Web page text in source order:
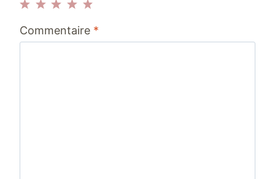
étoiles
étoiles
étoiles
étoiles
étoile
Commentaire *